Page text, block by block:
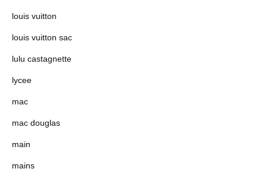
louis vuitton
louis vuitton sac
lulu castagnette
lycee
mac
mac douglas
main
mains